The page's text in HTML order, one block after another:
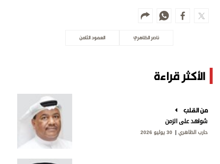
ناصر الظاهري العمود الثامن
الأكثر قراءة
من القلب
شواهد على الزمن
حارب الظاهري 30 يوليو 2026